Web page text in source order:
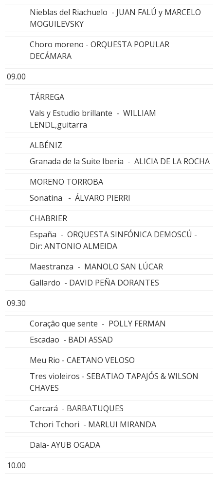
Nieblas del Riachuelo - JUAN FALÚ y MARCELO
MOGUILEVSKY
Choro moreno - ORQUESTA POPULAR
DECÁMARA
09.00
TÁRREGA
Vals y Estudio brillante - WILLIAM
LENDL,guitarra
ALBÉNIZ
Granada de la Suite Iberia - ALICIA DE LA ROCHA
MORENO TORROBA
Sonatina - ÁLVARO PIERRI
CHABRIER
España - ORQUESTA SINFÓNICA DEMOSCÚ -
Dir: ANTONIO ALMEIDA
Maestranza - MANOLO SAN LÚCAR
Gallardo - DAVID PEÑA DORANTES
09.30
Coraçâo que sente - POLLY FERMAN
Escadao - BADI ASSAD
Meu Rio - CAETANO VELOSO
Tres violeiros - SEBATIAO TAPAJÓS & WILSON
CHAVES
Carcará - BARBATUQUES
Tchori Tchori - MARLUI MIRANDA
Dala- AYUB OGADA
10.00